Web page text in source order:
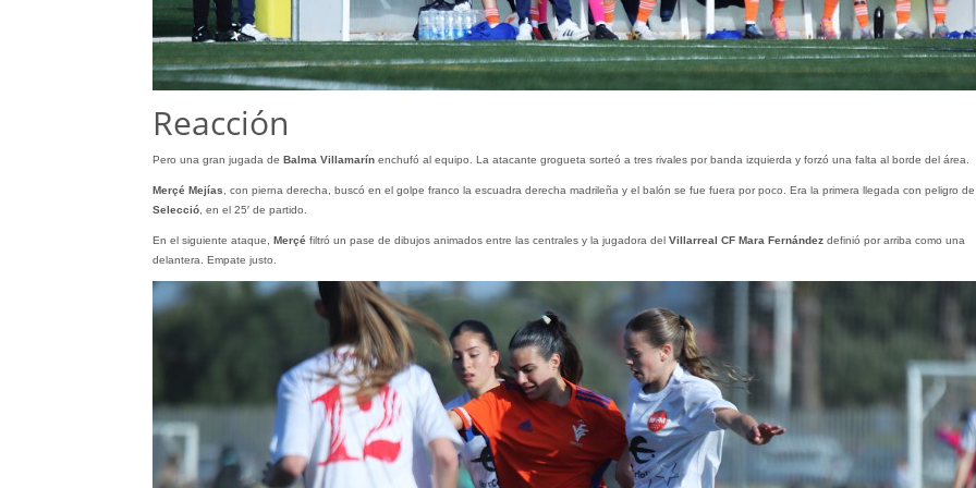
Reacción
Pero una gran jugada de Balma Villamarínenchufó al equipo. La atacante grogueta sorteó a tres rivales por banda izquierda y forzó una falta al borde del área.
Merçé Mejías , con pierna derecha, buscó en el golpe franco la escuadra derecha madrileña y el balón se fue fuera por poco. Era la primera llegada con peligro de
Selecció, en el 25′ de partido.
En el siguiente ataque, Merçéfiltró un pase de dibujos animados entre las centrales y la jugadora del Villarreal CF Mara Fernándezdefinió por arriba como una
delantera. Empate justo.